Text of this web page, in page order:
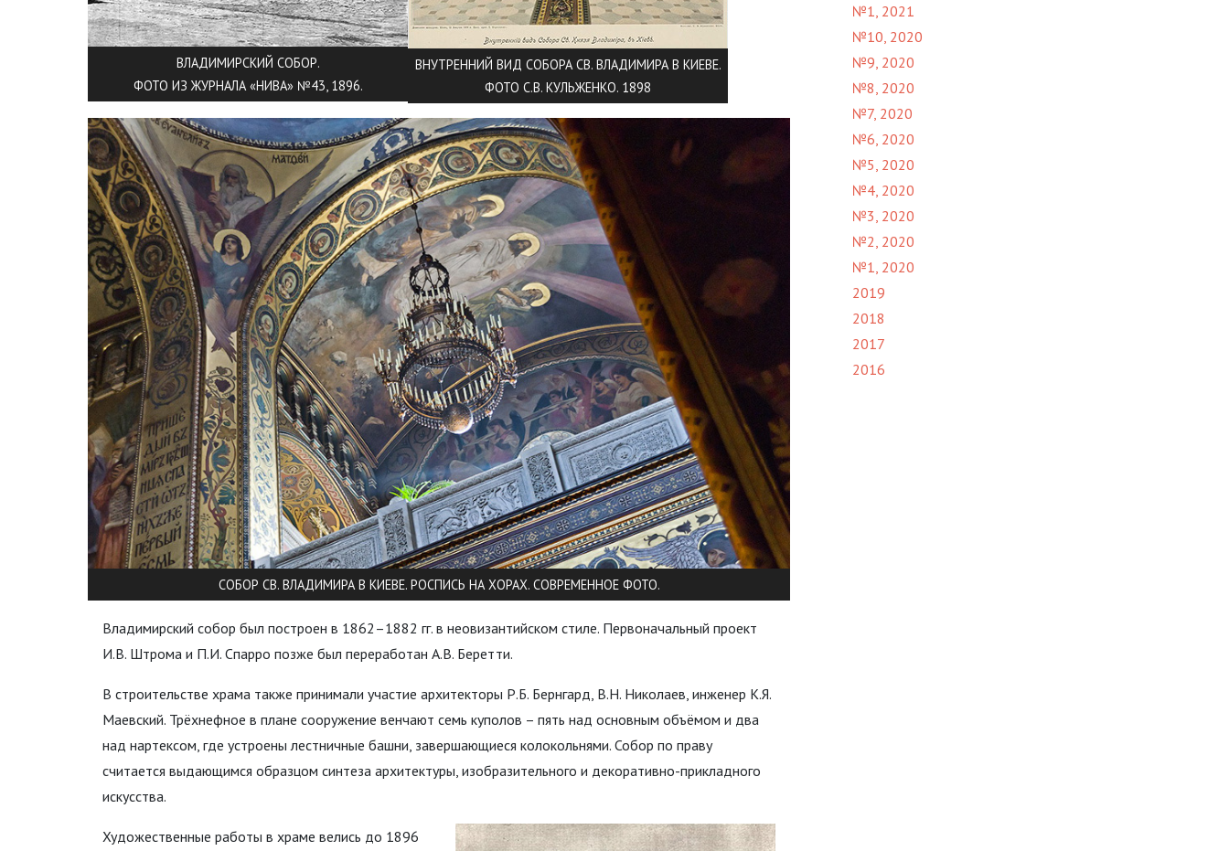
ВЛАДИМИРСКИЙ СОБОР.
ФОТО ИЗ ЖУРНАЛА «НИВА» №43, 1896.
ВНУТРЕННИЙ ВИД СОБОРА СВ. ВЛАДИМИРА В КИЕВЕ.
ФОТО С.В. КУЛЬЖЕНКО. 1898
СОБОР СВ. ВЛАДИМИРА В КИЕВЕ. РОСПИСЬ НА ХОРАХ. СОВРЕМЕННОЕ ФОТО.
Владимирский собор был построен в 1862–1882 гг. в неовизантийском стиле. Первоначальный проект
И.В. Штрома и П.И. Спарро позже был переработан А.В. Беретти.
В строительстве храма также принимали участие архитекторы Р.Б. Бернгард, В.Н. Николаев, инженер К.Я.
Маевский. Трёхнефное в плане сооружение венчают семь куполов – пять над основным объёмом и два
над нартексом, где устроены лестничные башни, завершающиеся колокольнями. Собор по праву
считается выдающимся образцом синтеза архитектуры, изобразительного и декоративно-прикладного
искусства.
Художественные работы в храме велись до 1896
№1, 2021
№10, 2020
№9, 2020
№8, 2020
№7, 2020
№6, 2020
№5, 2020
№4, 2020
№3, 2020
№2, 2020
№1, 2020
2019
2018
2017
2016